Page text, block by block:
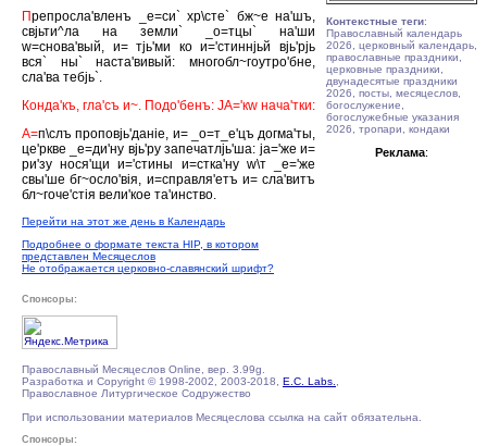
Препросла'вленъ _е=си` хр\сте` бж~е на'шъ,
свjьти^ла на земли` _о=тцы` на'ши
w=снова'вый, и= тjь'ми ко и='стиннjьй вjь'рjь
вся` ны` наста'вивый: многобл~гоутро'бне,
сла'ва тебjь`.
Конда'къ, гла'съ и~. Подо'бенъ: JА='кw нача'тки:
А=п\слъ проповjь'данiе, и= _о=т_е'цъ догма'ты,
це'ркве _е=ди'ну вjь'ру запечатлjь'ша: jа='же и=
ри'зу нося'щи и='стины и=стка'ну w\т _е='же
свы'ше бг~осло'вiя, и=справля'етъ и= сла'витъ
бл~гоче'стiя вели'кое та'инство.
Перейти на этот же день в Календарь
Подробнее о формате текста HIP, в котором
представлен Месяцеслов
Не отображается церковно-славянский шрифт?
Контекстные теги:
Православный календарь
2026, церковный календарь,
православные праздники,
церковные праздники,
двунадесятые праздники
2026, посты, месяцеслов,
богослужение,
богослужебные указания
2026, тропари, кондаки
Реклама:
Спонсоры:
Православный Месяцеслов Online, вер. 3.99g.
Разработка и Copyright © 1998-2002, 2003-2018, E.C. Labs.
Православное Литургическое Содружество
При использовании материалов Месяцеслова ссылка на сайт обязательна.
Спонсоры: